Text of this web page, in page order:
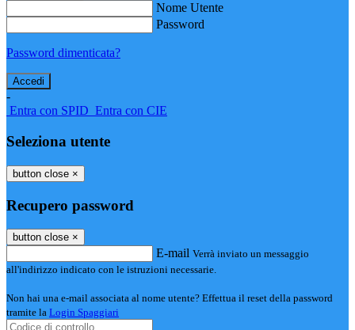
Nome Utente
Password
Password dimenticata?
-
Entra con SPID Entra con CIE
Seleziona utente
button close ×
Recupero password
button close ×
E-mail Verrà inviato un messaggio
all'indirizzo indicato con le istruzioni necessarie.
Non hai una e-mail associata al nome utente? Effettua il reset della password
tramite la Login Spaggiari